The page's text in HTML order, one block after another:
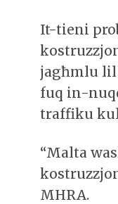
It-tieni
jagħmlu lil
fuq in-
traffiku
“Malta
MHRA.